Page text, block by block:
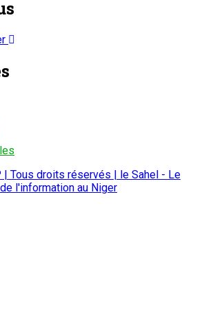
| Tous droits réservés | le Sahel - Le
l'information au Niger